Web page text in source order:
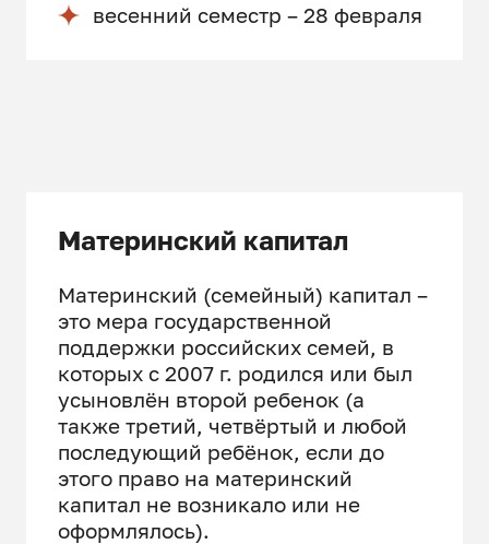
весенний семестр – 28 февраля
Материнский капитал
Материнский (семейный) капитал –
это мера государственной
поддержки российских семей, в
которых с 2007 г. родился или был
усыновлён второй ребенок (а
также третий, четвёртый и любой
последующий ребёнок, если до
этого право на материнский
капитал не возникало или не
оформлялось).